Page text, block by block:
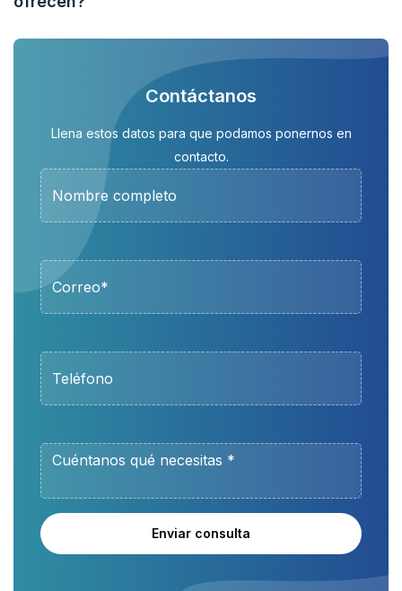
Contáctanos
Llena estos datos para que podamos ponernos en
contacto.
Enviar consulta